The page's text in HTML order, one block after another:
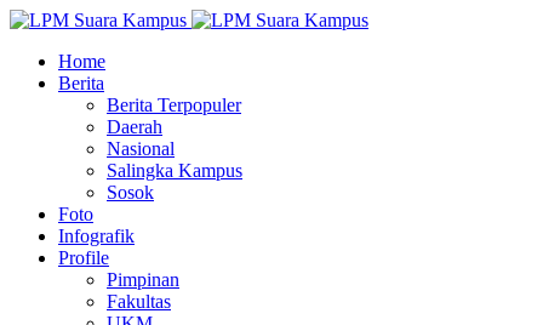
Home
Berita
Berita Terpopuler
Daerah
Nasional
Salingka Kampus
Sosok
Foto
Infografik
Profile
Pimpinan
Fakultas